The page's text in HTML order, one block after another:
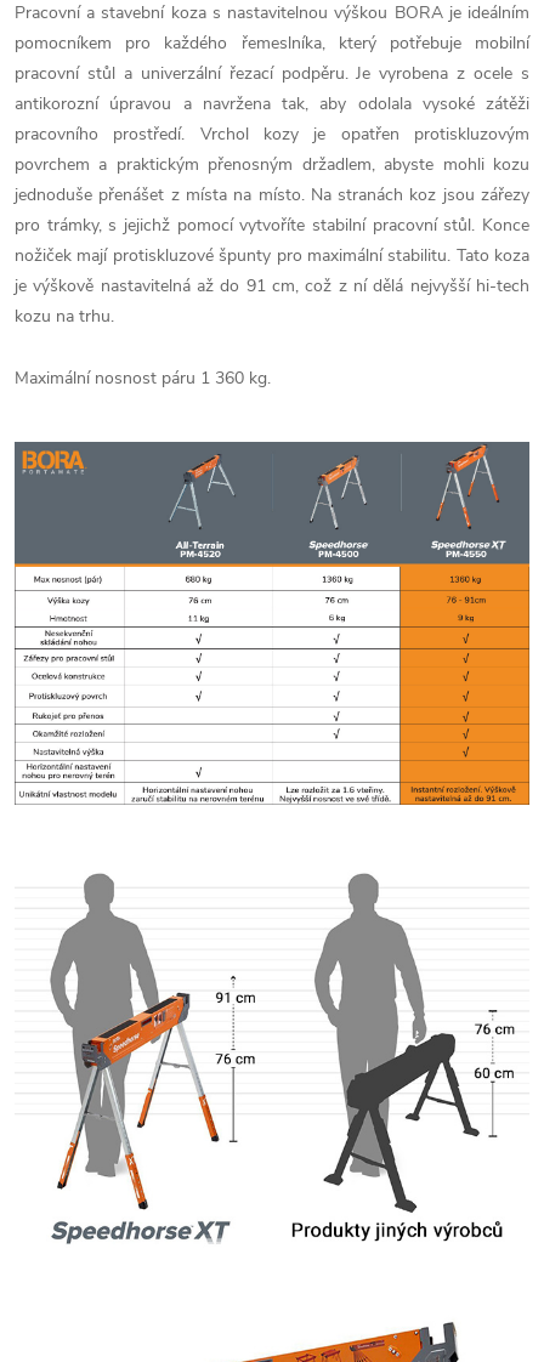
Pracovní a stavební koza s nastavitelnou výškou BORA je ideálním
pomocníkem pro každého řemeslníka, který potřebuje mobilní
pracovní stůl a univerzální řezací podpěru. Je vyrobena z ocele s
antikorozní úpravou a navržena tak, aby odolala vysoké zátěži
pracovního prostředí. Vrchol kozy je opatřen protiskluzovým
povrchem a praktickým přenosným držadlem, abyste mohli kozu
jednoduše přenášet z místa na místo. Na stranách koz jsou zářezy
pro trámky, s jejichž pomocí vytvoříte stabilní pracovní stůl. Konce
nožiček mají protiskluzové špunty pro maximální stabilitu. Tato koza
je výškově nastavitelná až do 91 cm, což z ní dělá nejvyšší hi-tech
kozu na trhu.
Maximální nosnost páru 1 360 kg.